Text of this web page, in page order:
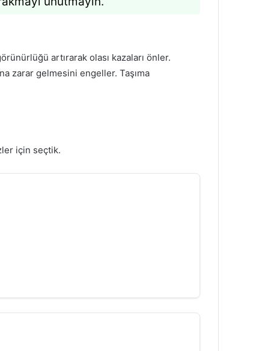
artırarak olası kazaları önler.
zarar gelmesini engeller. Taşıma
için seçtik.